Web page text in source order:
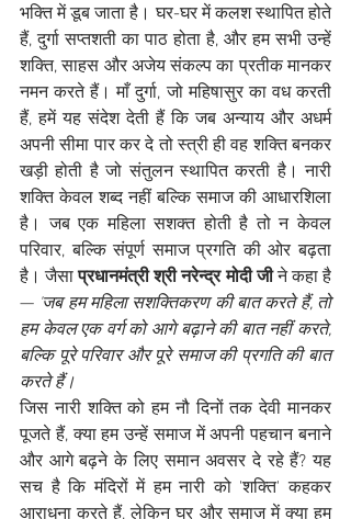
भक्ति में डूब जाता है। घर-घर में कलश स्थापित होते
हैं, दुर्गा सप्तशती का पाठ होता है, और हम सभी उन्हें
शक्ति, साहस और अजेय संकल्प का प्रतीक मानकर
नमन करते हैं। माँ दुर्गा, जो महिषासुर का वध करती
हैं, हमें यह संदेश देती हैं कि जब अन्याय और अधर्म
अपनी सीमा पार कर दे तो स्त्री ही वह शक्ति बनकर
खड़ी होती है जो संतुलन स्थापित करती है। नारी
शक्ति केवल शब्द नहीं बल्कि समाज की आधारशिला
है। जब एक महिला सशक्त होती है तो न केवल
परिवार, बल्कि संपूर्ण समाज प्रगति की ओर बढ़ता
है। जैसा प्रधानमंत्री श्री नरेन्द्र मोदी जी ने कहा है
— 'जब हम महिला सशक्तिकरण की बात करते हैं, तो
हम केवल एक वर्ग को आगे बढ़ाने की बात नहीं करते,
बल्कि पूरे परिवार और पूरे समाज की प्रगति की बात
करते हैं।
जिस नारी शक्ति को हम नौ दिनों तक देवी मानकर
पूजते हैं, क्या हम उन्हें समाज में अपनी पहचान बनाने
और आगे बढ़ने के लिए समान अवसर दे रहे हैं? यह
सच है कि मंदिरों में हम नारी को 'शक्ति' कहकर
आराधना करते हैं, लेकिन घर और समाज में क्या हम